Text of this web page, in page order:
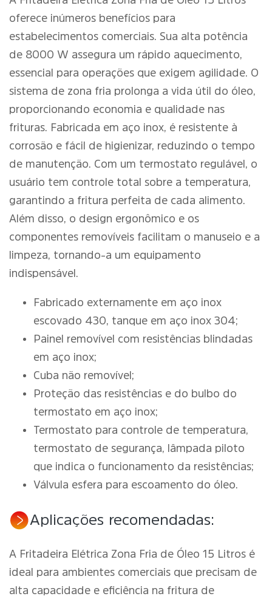
oferece inúmeros benefícios para
estabelecimentos comerciais. Sua alta potência
de 8000 W assegura um rápido aquecimento,
essencial para operações que exigem agilidade. O
sistema de zona fria prolonga a vida útil do óleo,
proporcionando economia e qualidade nas
frituras. Fabricada em aço inox, é resistente à
corrosão e fácil de higienizar, reduzindo o tempo
de manutenção. Com um termostato regulável, o
usuário tem controle total sobre a temperatura,
garantindo a fritura perfeita de cada alimento.
Além disso, o design ergonômico e os
componentes removíveis facilitam o manuseio e a
limpeza, tornando-a um equipamento
indispensável.
Fabricado externamente em aço inox
escovado 430, tanque em aço inox 304;
Painel removível com resistências blindadas
em aço inox;
Cuba não removível;
Proteção das resistências e do bulbo do
termostato em aço inox;
Termostato para controle de temperatura,
termostato de segurança, lâmpada piloto
que indica o funcionamento da resistências;
Válvula esfera para escoamento do óleo.
Aplicações recomendadas:
A Fritadeira Elétrica Zona Fria de Óleo 15 Litros é
ideal para ambientes comerciais que precisam de
alta capacidade e eficiência na fritura de